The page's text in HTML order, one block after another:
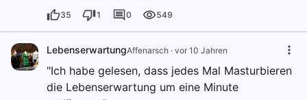
35 1 0 549
LebenserwartungAffenarsch · vor 10 Jahren
"Ich habe gelesen, dass jedes Mal Masturbieren
die Lebenserwartung um eine Minute